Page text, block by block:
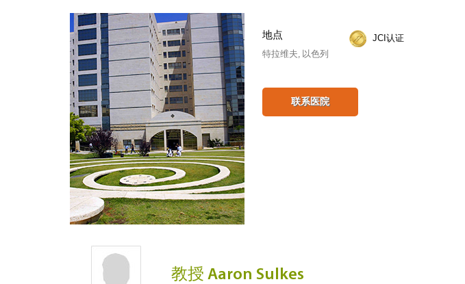
地点
特拉维夫, 以色列
JCI认证
联系医院
教授 Aaron Sulkes